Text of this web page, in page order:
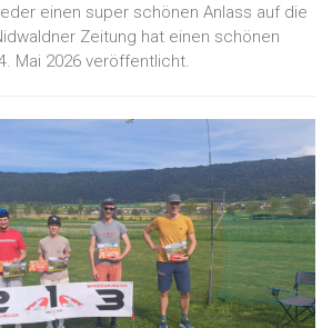
einen super schönen Anlass auf die
Zeitung hat einen schönen
Mai 2026 veröffentlicht.